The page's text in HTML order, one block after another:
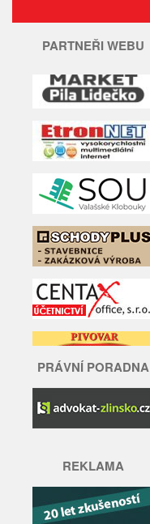
PARTNEŘI WEBU
PRÁVNÍ PORADNA
REKLAMA